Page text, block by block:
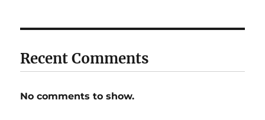
Recent Comments
No comments to show.